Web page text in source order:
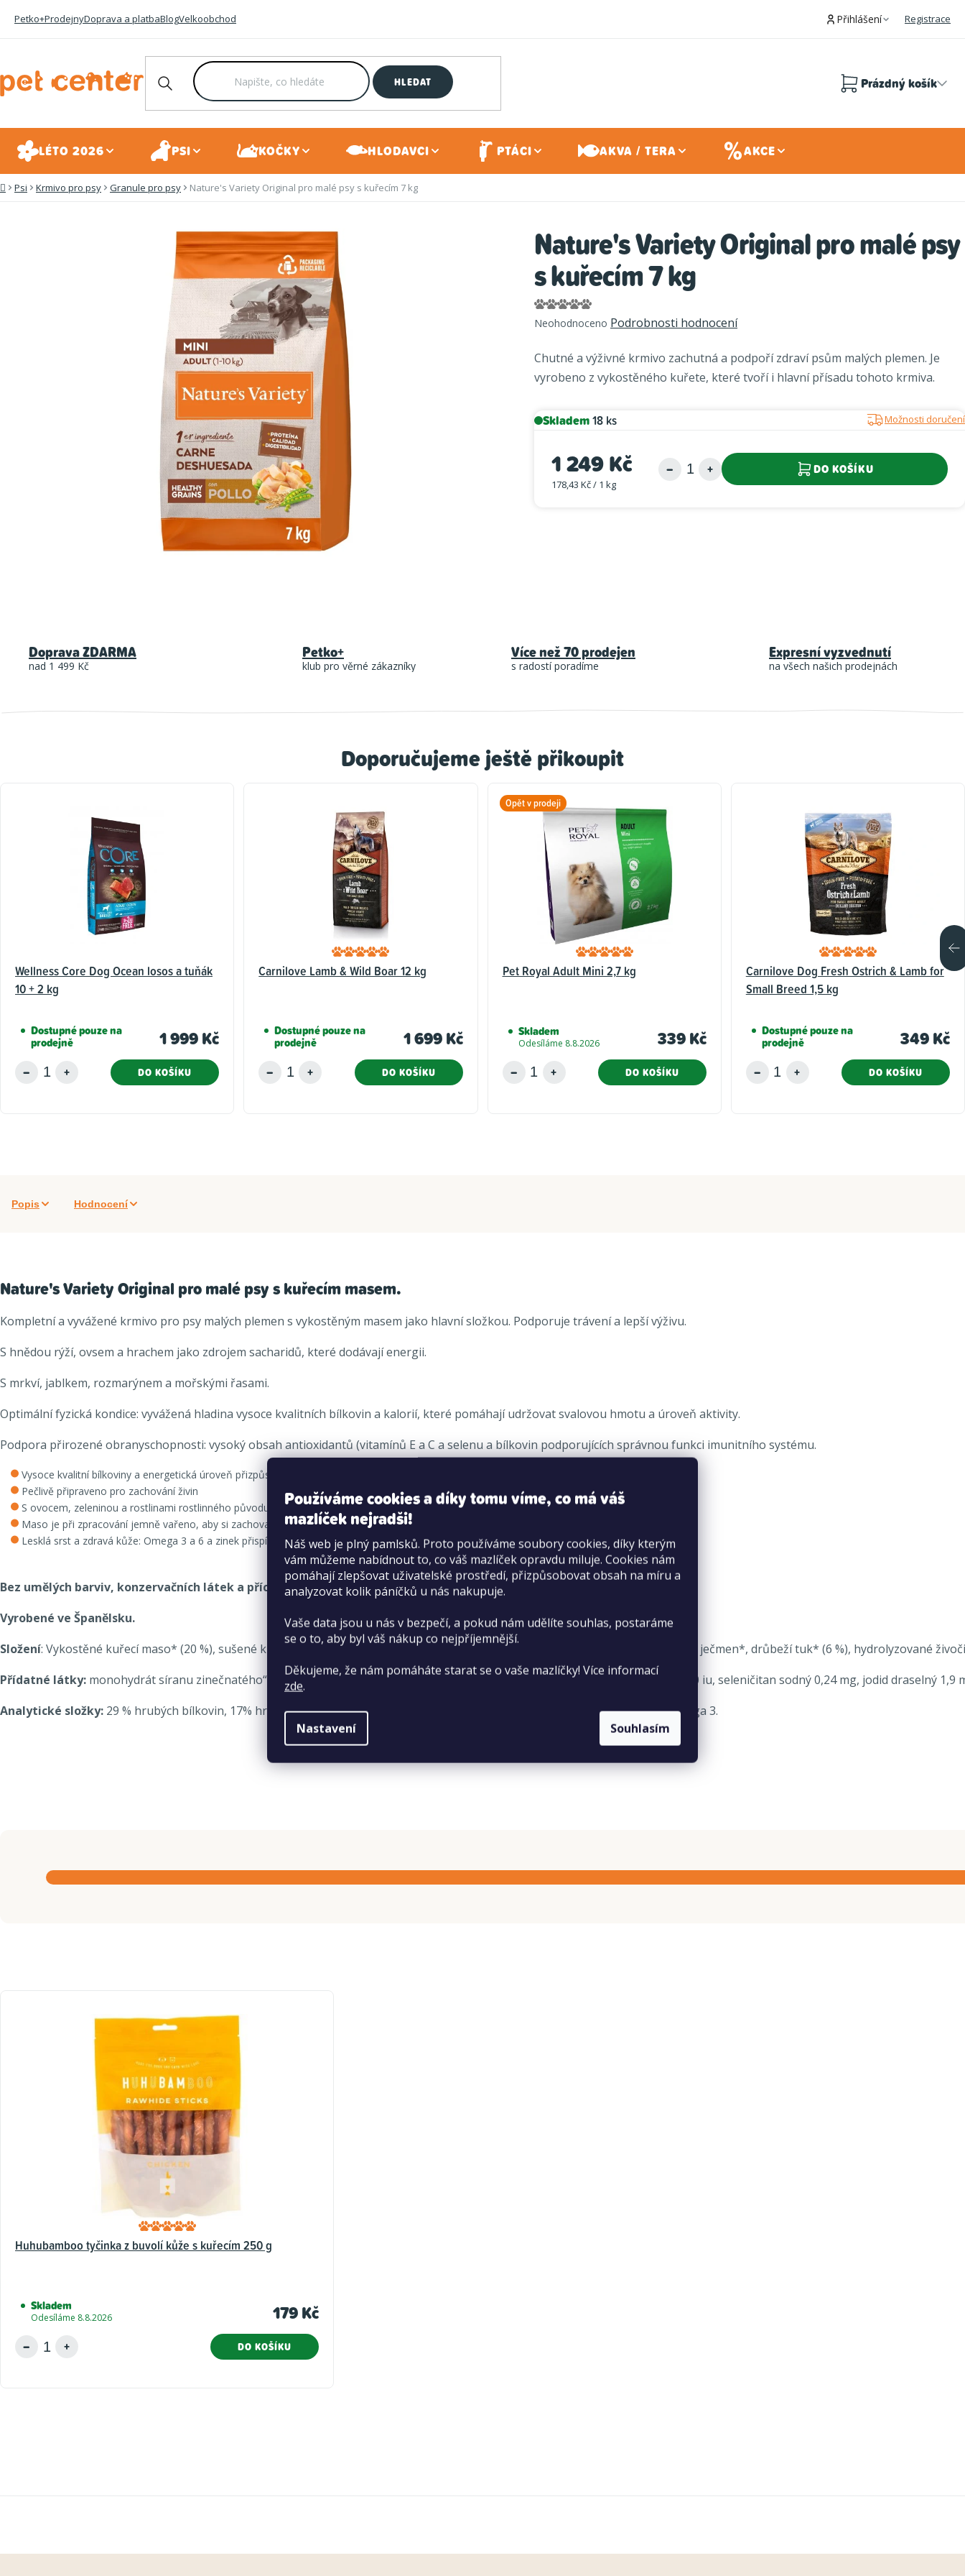
Používáme cookies a díky tomu víme, co má váš
mazlíček nejradši!
Náš web je plný pamlsků. Proto používáme soubory cookies, díky kterým
vám můžeme nabídnout to, co váš mazlíček opravdu miluje. Cookies nám
pomáhají zlepšovat uživatelské prostředí, přizpůsobovat obsah na míru a
analyzovat kolik páníčků u nás nakupuje.
Vaše data jsou u nás v bezpečí, a pokud nám udělíte souhlas, postaráme
se o to, aby byl váš nákup co nejpříjemnější.
Děkujeme, že nám pomáháte starat se o vaše mazlíčky! Více informací
zde.
Nastavení Souhlasím
Petko+ProdejnyDoprava a platbaBlogVelkoobchod Přihlášení Registrace
HLEDAT Prázdný košík
LÉTO 2026 PSI KOČKY HLODAVCI PTÁCI AKVA / TERA AKCE
Domů
Psi Krmivo pro psy Granule pro psy Nature's Variety Original pro malé psy s kuřecím 7 kg
Nature's Variety Original pro malé psy
s kuřecím 7 kg
Průměrné
hodnocení
je
0,0
5
Neohodnoceno Podrobnosti hodnocení
Chutné a výživné krmivo zachutná a podpoří zdraví psům malých plemen. Je
vyrobeno z vykostěného kuřete, které tvoří i hlavní přísadu tohoto krmiva.
Skladem18 ks Možnosti doručení
1 249 Kč
Měrná cena:
178,43 Kč / 1 kg
DO KOŠÍKU
Doporučujeme ještě přikoupit
Wellness Core Dog Ocean losos a tuňák
10 + 2 kg
Dostupné pouze na
prodejně 1 999 Kč
DO KOŠÍKU
Carnilove Lamb & Wild Boar 12 kg
Dostupné pouze na
prodejně 1 699 Kč
DO KOŠÍKU
Opět v prodeji
Pet Royal Adult Mini 2,7 kg
Skladem
Odesíláme 8.8.2026 339 Kč
DO KOŠÍKU
Carnilove Dog Fresh Ostrich & Lamb for
Small Breed 1,5 kg
Dostupné pouze na
prodejně 349 Kč
DO KOŠÍKU
Doprava ZDARMA
nad 1 499 Kč
Petko+
klub pro věrné zákazníky
Více než 70 prodejen
s radostí poradíme
Expresní vyzvednutí
na všech našich prodejnách
Popis Hodnocení
Nature's Variety Original pro malé psy s kuřecím masem.
Kompletní a vyvážené krmivo pro psy malých plemen s vykostěným masem jako hlavní složkou. Podporuje trávení a lepší výživu.
S hnědou rýží, ovsem a hrachem jako zdrojem sacharidů, které dodávají energii.
S mrkví, jablkem, rozmarýnem a mořskými řasami.
Optimální fyzická kondice: vyvážená hladina vysoce kvalitních bílkovin a kalorií, které pomáhají udržovat svalovou hmotu a úroveň aktivity.
Podpora přirozené obranyschopnosti: vysoký obsah antioxidantů (vitamínů E a C a selenu a bílkovin podporujících správnou funkci imunitního systému.
Vysoce kvalitní bílkoviny a energetická úroveň přizpůsobená metabolismu malých plemen
Pečlivě připraveno pro zachování živin
S ovocem, zeleninou a rostlinami rostlinného původu jako zdrojem vlákniny a minerálních látek
Maso je při zpracování jemně vařeno, aby si zachovalo co nejvíc živin
Lesklá srst a zdravá kůže: Omega 3 a 6 a zinek přispívají k lesklé srsti a dobře ošetřené kůži
Bez umělých barviv, konzervačních látek a příchutí.
Vyrobené ve Španělsku.
Složení: Vykostěné kuřecí maso* (20 %), sušené kuřecí bílkoviny (19 %), sušený hrách* (13 %), oves* (12 %), hnědá rýže* (7 %), celý ječmen*, drůbeží tuk* (6 %), hydrolyzované
Přídatné látky: monohydrát síranu zinečnatého“ 370 mg, vitamin E 650 mg, vitamin D3 1200 iu, vitamin C 300 mg, vitamin A 27000 iu, seleničitan sodný 0,24 mg, jodid draselný
Analytické složky: 29 % hrubých bílkovin, 17% hribého tuku, 7,5% hrubého popela, 3,1% Omega 6, 3% hrubé vlákniny, 0,2% Omega 3.
Huhubamboo tyčinka z buvolí kůže s kuřecím 250 g
Skladem
Odesíláme 8.8.2026 179 Kč
DO KOŠÍKU